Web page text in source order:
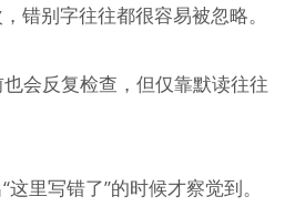
错别字往往都很容易被忽略。
会反复检查，但仅靠默读往往
里写错了”的时候才察觉到。